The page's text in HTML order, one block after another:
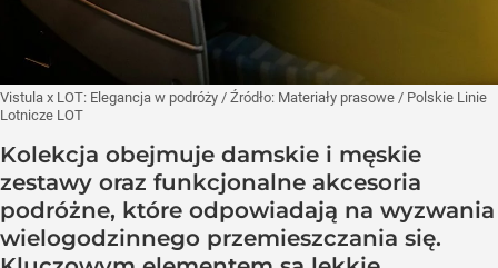
Vistula x LOT: Elegancja w podróży / Źródło: Materiały prasowe / Polskie Linie
Lotnicze LOT
Kolekcja obejmuje damskie i męskie
zestawy oraz funkcjonalne akcesoria
podróżne, które odpowiadają na wyzwania
wielogodzinnego przemieszczania się.